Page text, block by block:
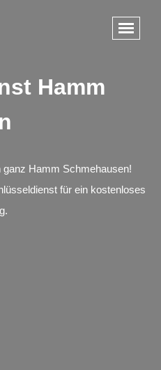
Hamm
Hamm Schmehausen!
für ein kostenloses